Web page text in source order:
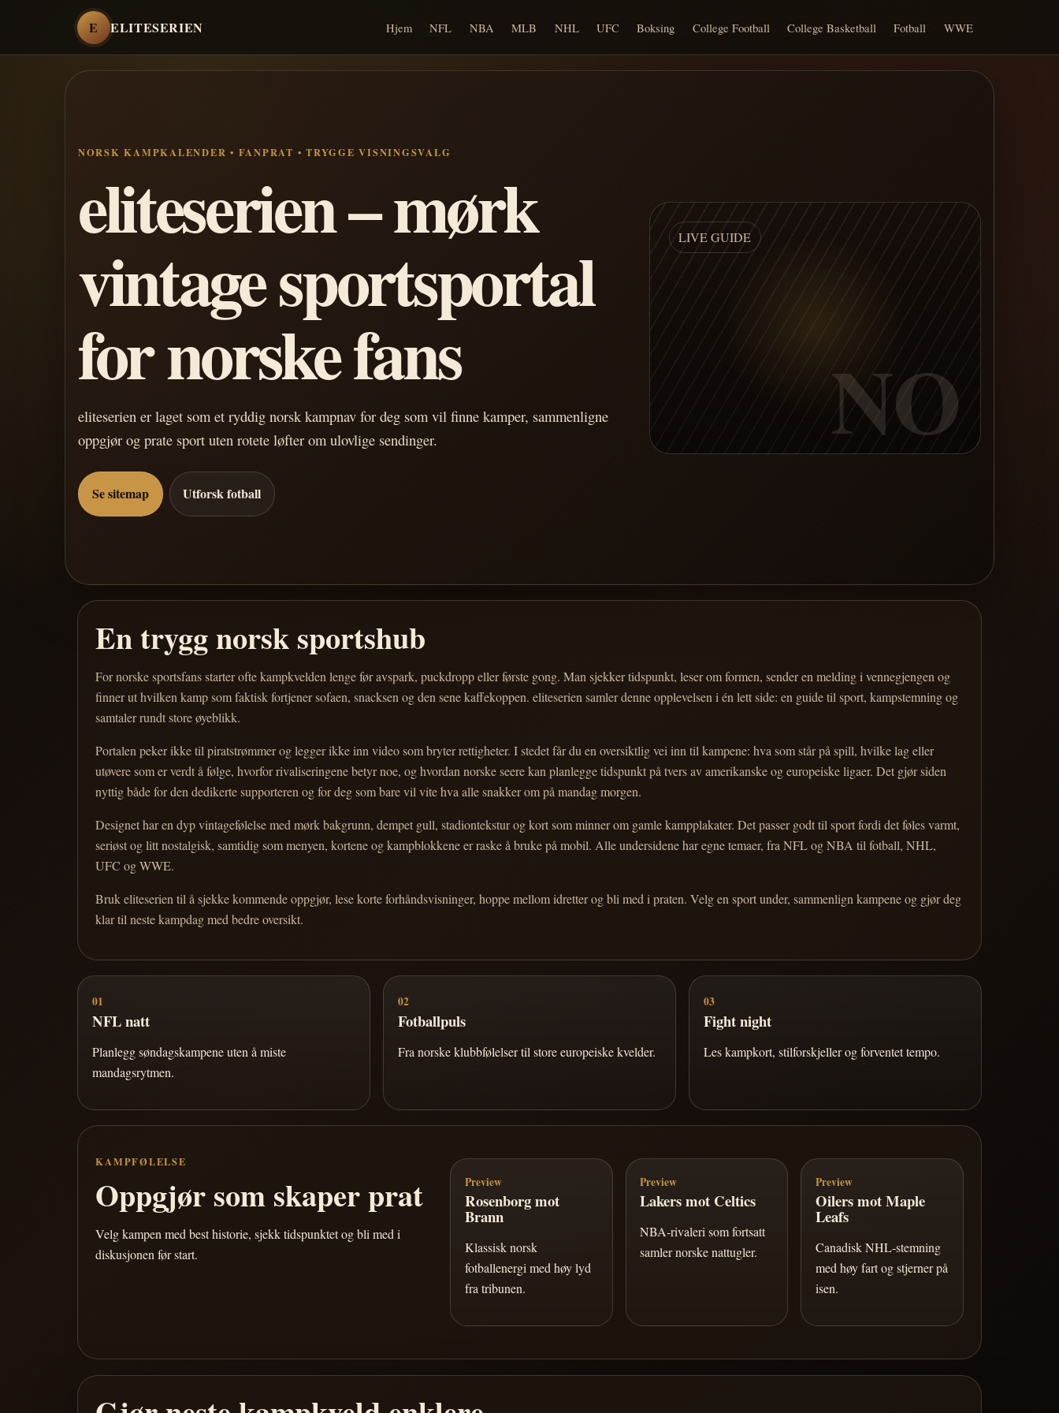
E ELITESERIEN Hjem NFL NBA MLB NHL UFC Boksing College Football College Basketball Fotball WWE
NORSK KAMPKALENDER • FANPRAT • TRYGGE VISNINGSVALG
eliteserien – mørk
vintage sportsportal
for norske fans
eliteserien er laget som et ryddig norsk kampnav for deg som vil finne kamper, sammenligne
oppgjør og prate sport uten rotete løfter om ulovlige sendinger.
Se sitemap Utforsk fotball
LIVE GUIDE
NO
En trygg norsk sportshub
For norske sportsfans starter ofte kampkvelden lenge før avspark, puckdropp eller første gong. Man sjekker tidspunkt, leser om formen, sender en melding i vennegjengen og
finner ut hvilken kamp som faktisk fortjener sofaen, snacksen og den sene kaffekoppen. eliteserien samler denne opplevelsen i én lett side: en guide til sport, kampstemning og
samtaler rundt store øyeblikk.
Portalen peker ikke til piratstrømmer og legger ikke inn video som bryter rettigheter. I stedet får du en oversiktlig vei inn til kampene: hva som står på spill, hvilke lag eller
utøvere som er verdt å følge, hvorfor rivaliseringene betyr noe, og hvordan norske seere kan planlegge tidspunkt på tvers av amerikanske og europeiske ligaer. Det gjør siden
nyttig både for den dedikerte supporteren og for deg som bare vil vite hva alle snakker om på mandag morgen.
Designet har en dyp vintagefølelse med mørk bakgrunn, dempet gull, stadiontekstur og kort som minner om gamle kampplakater. Det passer godt til sport fordi det føles varmt,
seriøst og litt nostalgisk, samtidig som menyen, kortene og kampblokkene er raske å bruke på mobil. Alle undersidene har egne temaer, fra NFL og NBA til fotball, NHL,
UFC og WWE.
Bruk eliteserien til å sjekke kommende oppgjør, lese korte forhåndsvisninger, hoppe mellom idretter og bli med i praten. Velg en sport under, sammenlign kampene og gjør deg
klar til neste kampdag med bedre oversikt.
01
NFL natt
Planlegg søndagskampene uten å miste
mandagsrytmen.
02
Fotballpuls
Fra norske klubbfølelser til store europeiske kvelder.
03
Fight night
Les kampkort, stilforskjeller og forventet tempo.
KAMPFØLELSE
Oppgjør som skaper prat
Velg kampen med best historie, sjekk tidspunktet og bli med i
diskusjonen før start.
Preview
Rosenborg mot
Brann
Klassisk norsk
fotballenergi med høy lyd
fra tribunen.
Preview
Lakers mot Celtics
NBA-rivaleri som fortsatt
samler norske nattugler.
Preview
Oilers mot Maple
Leafs
Canadisk NHL-stemning
med høy fart og stjerner på
isen.